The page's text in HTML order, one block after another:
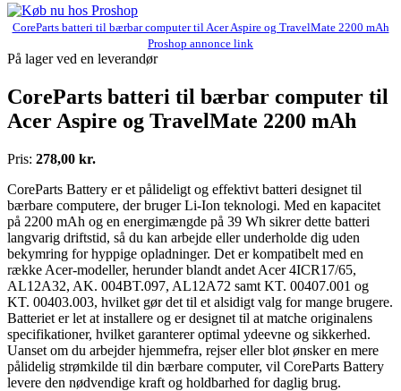
CoreParts batteri til bærbar computer til Acer Aspire og TravelMate 2200 mAh
Proshop annonce link
På lager ved en leverandør
CoreParts batteri til bærbar computer til
Acer Aspire og TravelMate 2200 mAh
Pris: 278,00 kr.
CoreParts Battery er et pålideligt og effektivt batteri designet til
bærbare computere, der bruger Li-Ion teknologi. Med en kapacitet
på 2200 mAh og en energimængde på 39 Wh sikrer dette batteri
langvarig driftstid, så du kan arbejde eller underholde dig uden
bekymring for hyppige opladninger. Det er kompatibelt med en
række Acer-modeller, herunder blandt andet Acer 4ICR17/65,
AL12A32, AK. 004BT.097, AL12A72 samt KT. 00407.001 og
KT. 00403.003, hvilket gør det til et alsidigt valg for mange brugere.
Batteriet er let at installere og er designet til at matche originalens
specifikationer, hvilket garanterer optimal ydeevne og sikkerhed.
Uanset om du arbejder hjemmefra, rejser eller blot ønsker en mere
pålidelig strømkilde til din bærbare computer, vil CoreParts Battery
levere den nødvendige kraft og holdbarhed for daglig brug.